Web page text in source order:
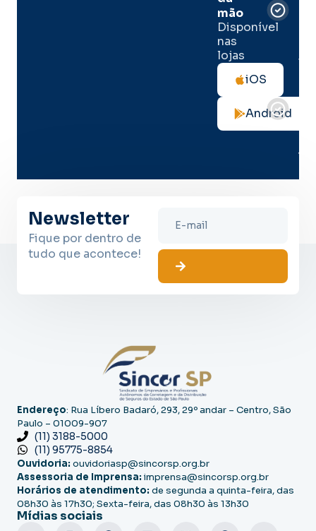
mão
Disponível
nas
lojas
iOS
Android
no
Newsletter
Fique por dentro de
tudo que acontece!
Endereço: Rua Líbero Badaró, 293, 29º andar – Centro, São
Paulo – 01009-907
(11) 3188-5000
(11) 95775-8854
Ouvidoria: ouvidoriasp@sincorsp.org.br
Assessoria de Imprensa: imprensa@sincorsp.org.br
Horários de atendimento: de segunda a quinta-feira, das
08h30 às 17h30; Sexta-feira, das 08h30 às 13h30
Mídias sociais